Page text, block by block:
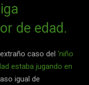
de edad.
caso del ‘niño
estaba jugando en
igual de